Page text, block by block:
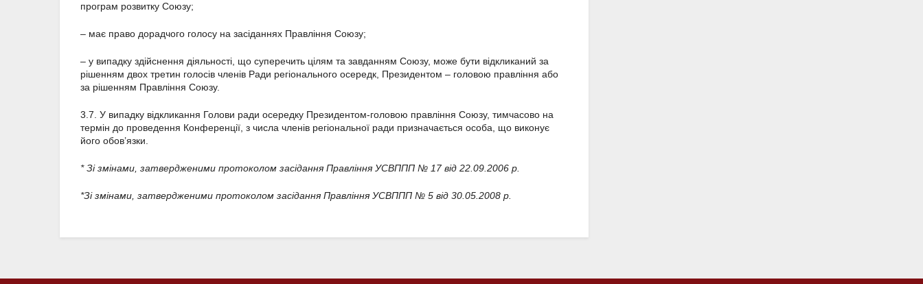
програм розвитку Союзу;
– має право дорадчого голосу на засіданнях Правління Союзу;
– у випадку здійснення діяльності, що суперечить цілям та завданням Союзу, може бути відкликаний за
рішенням двох третин голосів членів Ради регіонального осередк, Президентом – головою правління або
за рішенням Правління Союзу.
3.7. У випадку відкликання Голови ради осередку Президентом-головою правління Союзу, тимчасово на
термін до проведення Конференції, з числа членів регіональної ради призначається особа, що виконує
його обов’язки.
* Зі змінами, затвердженими протоколом засідання Правління УСВППП № 17 від 22.09.2006 р.
*Зі змінами, затвердженими протоколом засідання Правління УСВППП № 5 від 30.05.2008 р.